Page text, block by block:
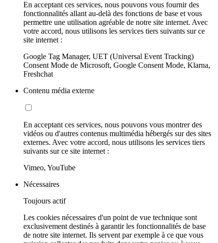
En acceptant ces services, nous pouvons vous fournir des
fonctionnalités allant au-delà des fonctions de base et vous
permettre une utilisation agréable de notre site internet. Avec
votre accord, nous utilisons les services tiers suivants sur ce
site internet :
Google Tag Manager, UET (Universal Event Tracking)
Consent Mode de Microsoft, Google Consent Mode, Klarna,
Freshchat
Contenu média externe
En acceptant ces services, nous pouvons vous montrer des
vidéos ou d'autres contenus multimédia hébergés sur des sites
externes. Avec votre accord, nous utilisons les services tiers
suivants sur ce site internet :
Vimeo, YouTube
Nécessaires
Toujours actif
Les cookies nécessaires d'un point de vue technique sont
exclusivement destinés à garantir les fonctionnalités de base
de notre site internet. Ils servent par exemple à ce que vous